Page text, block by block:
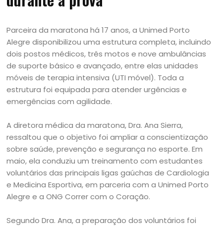
Parceira da maratona há 17 anos, a Unimed Porto
Alegre disponibilizou uma estrutura completa, incluindo
dois postos médicos, três motos e nove ambulâncias
de suporte básico e avançado, entre elas unidades
móveis de terapia intensiva (UTI móvel). Toda a
estrutura foi equipada para atender urgências e
emergências com agilidade.
A diretora médica da maratona, Dra. Ana Sierra,
ressaltou que o objetivo foi ampliar a conscientização
sobre saúde, prevenção e segurança no esporte. Em
maio, ela conduziu um treinamento com estudantes
voluntários das principais ligas gaúchas de Cardiologia
e Medicina Esportiva, em parceria com a Unimed Porto
Alegre e a ONG Correr com o Coração.
Segundo Dra. Ana, a preparação dos voluntários foi